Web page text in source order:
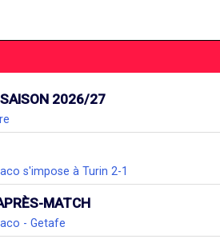
2026/27
s'impose à Turin 2-1
MATCH
- Getafe